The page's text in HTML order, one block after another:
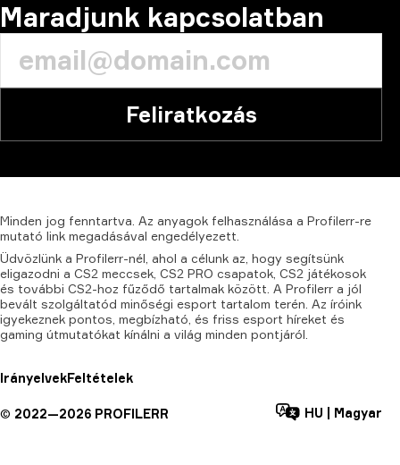
Maradjunk kapcsolatban
Feliratkozás
Minden jog fenntartva. Az anyagok felhasználása a Profilerr-re
mutató link megadásával engedélyezett.
Üdvözlünk a Profilerr-nél, ahol a célunk az, hogy segítsünk
eligazodni a CS2 meccsek, CS2 PRO csapatok, CS2 játékosok
és további CS2-hoz fűződő tartalmak között. A Profilerr a jól
bevált szolgáltatód minőségi esport tartalom terén. Az íróink
igyekeznek pontos, megbízható, és friss esport híreket és
gaming útmutatókat kínálni a világ minden pontjáról.
IrányelvekFeltételek
© 2022—2026 PROFILERR HU Magyar